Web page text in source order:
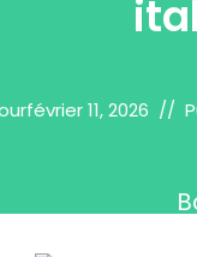
février 11, 2026